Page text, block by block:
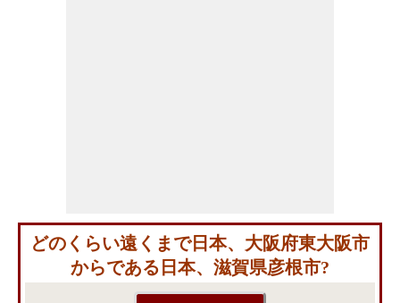
どのくらい遠くまで日本、大阪府東大阪市
からである日本、滋賀県彦根市?